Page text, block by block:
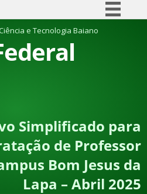
Simplifique!
Comunica BR
Canais
e Tecnologia Baiano
Simplificado para
de Professor
Bom Jesus da
Lapa – Abril 2025